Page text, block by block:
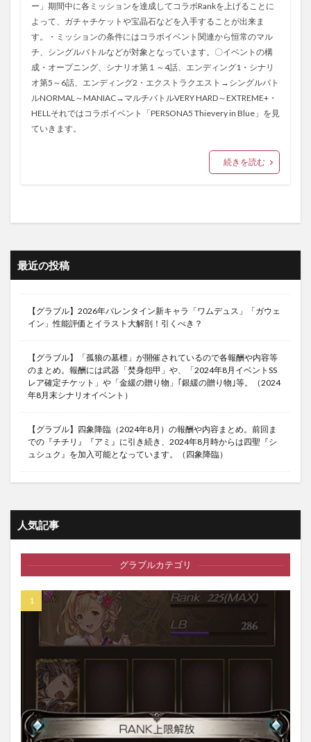
ー」期間中に各ミッションを達成してコラボRankを上げることに
よって、ガチャチケットや宝晶石などを入手することが出来ま
す。・ミッションの条件にはコラボイベント関連から恒常のマル
チ、シングルバトルなどが対象となっています。〇イベントの構
成・オープニング、シナリオ第１～4話、エンディング1・シナリ
オ第5～6話、エンディング2・エクストラクエスト→シングルバト
ルNORMAL～MANIAC→マルチバトルVERY HARD～EXTREME+・
HELLそれではコラボイベント「PERSONA5 Thievery in Blue」を見
ていきます。
続きを読む
最近の投稿
【グラブル】2026年バレンタイン新キャラ「ワムデュス」「ガウェ
イン」性能評価とイラスト大解剖！引くべき？
【グラブル】「孤狼の墓標」が開催されているので各報酬や内容等
のまとめ。報酬には武器「焚身怨甲」や、「2024年8月イベントSS
レア確定チケット」や「金緩の贈り物」｢銀緩の贈り物｣等。（2024
年8月末シナリオイベント）
【グラブル】四象降臨（2024年8月）の報酬や内容まとめ。前回ま
での『チチリ』『アミ』に引き続き、2024年8月時からは四聖『シ
ュシュク』を加入可能となっています。（四象降臨）
人気記事
グラブルカテゴリ